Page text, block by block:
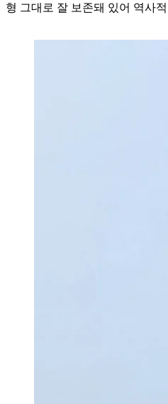
형 그대로 잘 보존돼 있어 역사